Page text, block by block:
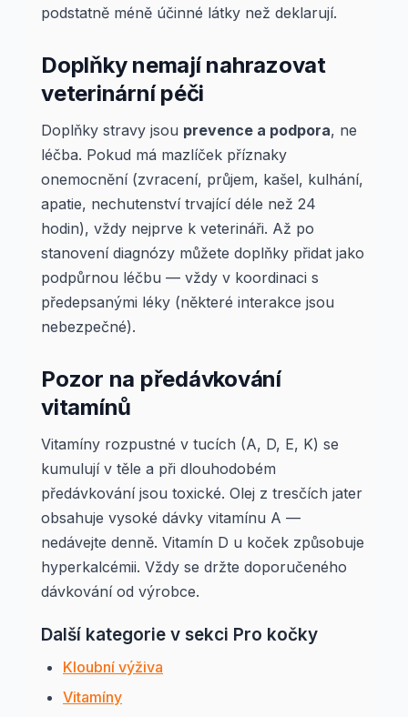
podstatně méně účinné látky než deklarují.
Doplňky nemají nahrazovat
veterinární péči
Doplňky stravy jsou prevence a podpora, ne
léčba. Pokud má mazlíček příznaky
onemocnění (zvracení, průjem, kašel, kulhání,
apatie, nechutenství trvající déle než 24
hodin), vždy nejprve k veterináři. Až po
stanovení diagnózy můžete doplňky přidat jako
podpůrnou léčbu — vždy v koordinaci s
předepsanými léky (některé interakce jsou
nebezpečné).
Pozor na předávkování
vitamínů
Vitamíny rozpustné v tucích (A, D, E, K) se
kumulují v těle a při dlouhodobém
předávkování jsou toxické. Olej z tresčích jater
obsahuje vysoké dávky vitamínu A —
nedávejte denně. Vitamín D u koček způsobuje
hyperkalcémii. Vždy se držte doporučeného
dávkování od výrobce.
Další kategorie v sekci Pro kočky
Kloubní výživa
Vitamíny